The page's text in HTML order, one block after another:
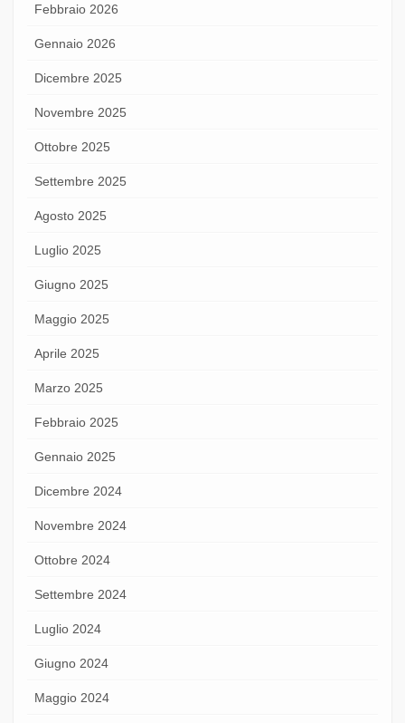
Febbraio 2026
Gennaio 2026
Dicembre 2025
Novembre 2025
Ottobre 2025
Settembre 2025
Agosto 2025
Luglio 2025
Giugno 2025
Maggio 2025
Aprile 2025
Marzo 2025
Febbraio 2025
Gennaio 2025
Dicembre 2024
Novembre 2024
Ottobre 2024
Settembre 2024
Luglio 2024
Giugno 2024
Maggio 2024